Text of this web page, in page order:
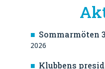
Sommarmöten
2026
Klubbens